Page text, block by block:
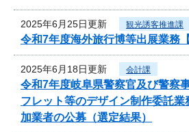
2025年6月25日更新 観光誘客推進課
令和7年度海外旅行博等出展業務
2025年6月18日更新 会計課
令和7年度岐阜県警察官及び警察
フレット等のデザイン制作委託
加業者の公募（選定結果）